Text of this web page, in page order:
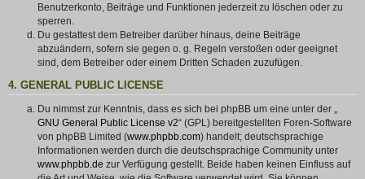
Benutzerkonto, Beiträge und Funktionen jederzeit zu löschen oder zu
sperren.
Du gestattest dem Betreiber darüber hinaus, deine Beiträge
abzuändern, sofern sie gegen o. g. Regeln verstoßen oder geeignet
sind, dem Betreiber oder einem Dritten Schaden zuzufügen.
4. GENERAL PUBLIC LICENSE
Du nimmst zur Kenntnis, dass es sich bei phpBB um eine unter der „
GNU General Public License v2“ (GPL) bereitgestellten Foren-Software
von phpBB Limited (www.phpbb.com) handelt; deutschsprachige
Informationen werden durch die deutschsprachige Community unter
www.phpbb.de zur Verfügung gestellt. Beide haben keinen Einfluss auf